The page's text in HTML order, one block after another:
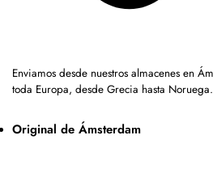
Enviamos desde nuestros almacenes en
toda Europa, desde Grecia hasta Noruega.
Original de Ámsterdam